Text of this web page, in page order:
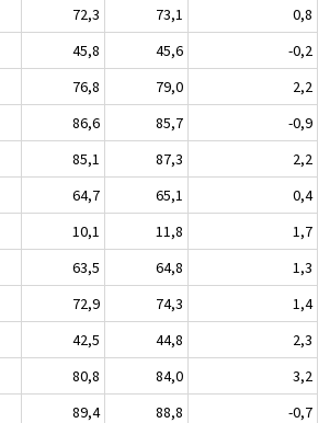
72,3 73,1
0,8
45,8 45,6
-0,2
76,8 79,0
2,2
86,6 85,7
-0,9
85,1 87,3
2,2
64,7 65,1
0,4
10,1 11,8
1,7
63,5 64,8
1,3
72,9 74,3
1,4
42,5 44,8
2,3
80,8 84,0
3,2
89,4 88,8
-0,7